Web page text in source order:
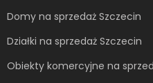
Domy na sprzedaż Szczecin
Działki na sprzedaż Szczecin
Obiekty komercyjne na